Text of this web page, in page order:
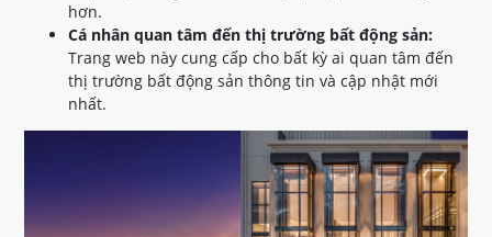
hơn.
Cá nhân quan tâm đến thị trường bất động sản:
Trang web này cung cấp cho bất kỳ ai quan tâm đến
thị trường bất động sản thông tin và cập nhật mới
nhất.